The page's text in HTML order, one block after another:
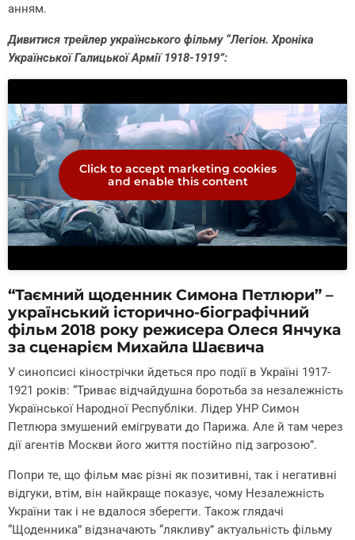
анням.
Дивитися трейлер українського фільму “Легіон. Хроніка
Української Галицької Армії 1918-1919”:
Click to accept marketing cookies
and enable this content
“Таємний щоденник Симона Петлюри” –
український історично-біографічний
фільм 2018 року режисера Олеся Янчука
за сценарієм Михайла Шаєвича
У синопсисі кінострічки йдеться про події в Україні 1917-
1921 років: “Триває відчайдушна боротьба за незалежність
Української Народної Республіки. Лідер УНР Симон
Петлюра змушений емігрувати до Парижа. Але й там через
дії агентів Москви його життя постійно під загрозою”.
Попри те, що фільм має різні як позитивні, так і негативні
відгуки, втім, він найкраще показує, чому Незалежність
України так і не вдалося зберегти. Також глядачі
“Щоденника” відзначають “лякливу” актуальність фільму